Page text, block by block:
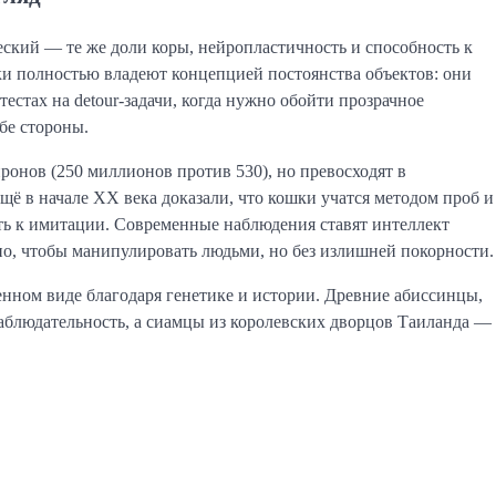
— те же доли коры, нейропластичность и способность к
владеют концепцией постоянства объектов: они
на detour-задачи, когда нужно обойти прозрачное
стороны.
(250 миллионов против 530), но превосходят в
начале XX века доказали, что кошки учатся методом проб и
к имитации. Современные наблюдения ставят интеллект
чтобы манипулировать людьми, но без излишней покорности.
виде благодаря генетике и истории. Древние абиссинцы,
а сиамцы из королевских дворцов Таиланда —